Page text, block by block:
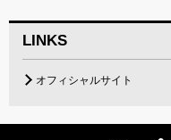
LINKS
オフィシャルサイト